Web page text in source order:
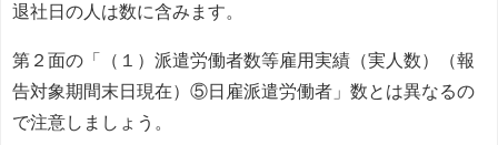
退社日の人は数に含みます。
第２面の「（１）派遣労働者数等雇用実績（実人数）（報
告対象期間末日現在）⑤日雇派遣労働者」数とは異なるの
で注意しましょう。